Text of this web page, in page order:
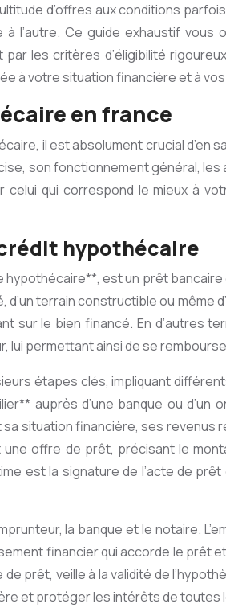
d’offres aux conditions
à l’autre. Ce guide exhaustif
les critères d’éligibilité
à votre situation financière et à
en france
il est absolument crucial
son fonctionnement général,
qui correspond le mieux à
hypothécaire
est un prêt bancaire
d’un terrain constructible ou
sur le bien financé. En d’autres
lui permettant ainsi de se
étapes clés, impliquant
auprès d’une banque ou
situation financière, ses
offre de prêt, précisant le
est la signature de l’acte de
la banque et le notaire.
financier qui accorde le prêt
prêt, veille à la validité de
et protéger les intérêts de toutes